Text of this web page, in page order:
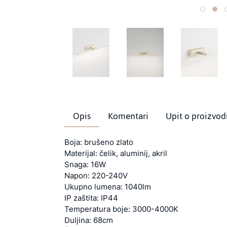
Opis Komentari Upit o
Boja: brušeno zlato
Materijal: čelik, aluminij, akril
Snaga: 16W
Napon: 220-240V
Ukupno lumena: 1040lm
IP zaštita: IP44
Temperatura boje: 3000-4000K
Duljina: 68cm